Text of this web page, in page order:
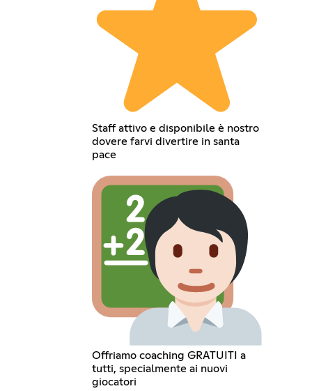
Staff attivo e disponibile è nostro
dovere farvi divertire in santa
pace
Offriamo coaching GRATUITI a
tutti, specialmente ai nuovi
giocatori